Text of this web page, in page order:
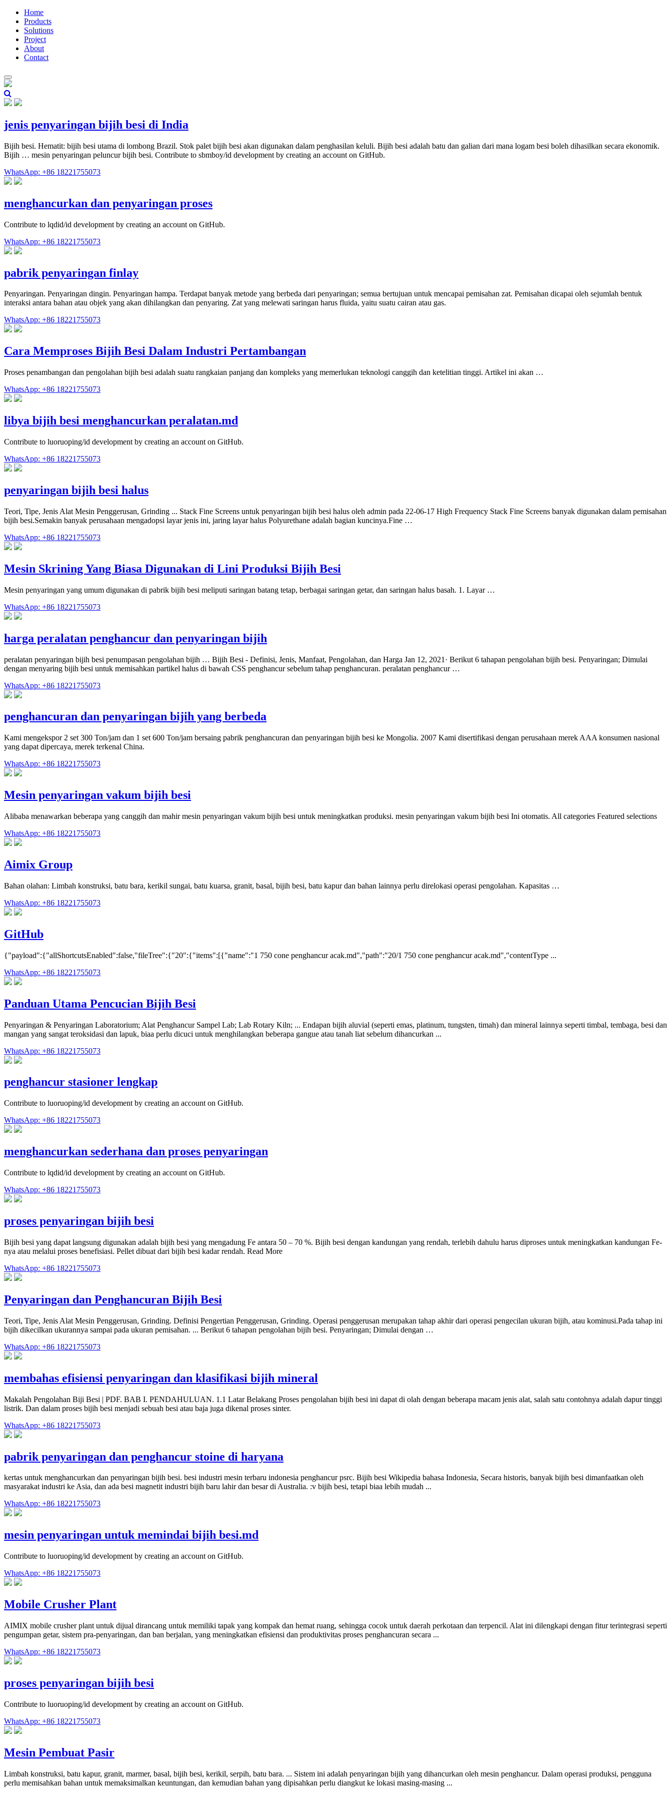
Home
Products
Solutions
Project
About
Contact
jenis penyaringan bijih besi di India
Bijih besi. Hematit: bijih besi utama di lombong Brazil. Stok palet bijih besi akan digunakan dalam penghasilan keluli. Bijih besi adalah batu dan galian dari mana logam besi boleh dihasilkan secara ekonomik.
Bijih … mesin penyaringan peluncur bijih besi. Contribute to sbmboy/id development by creating an account on GitHub.
WhatsApp: +86 18221755073
menghancurkan dan penyaringan proses
Contribute to lqdid/id development by creating an account on GitHub.
WhatsApp: +86 18221755073
pabrik penyaringan finlay
Penyaringan. Penyaringan dingin. Penyaringan hampa. Terdapat banyak metode yang berbeda dari penyaringan; semua bertujuan untuk mencapai pemisahan zat. Pemisahan dicapai oleh sejumlah bentuk
interaksi antara bahan atau objek yang akan dihilangkan dan penyaring. Zat yang melewati saringan harus fluida, yaitu suatu cairan atau gas.
WhatsApp: +86 18221755073
Cara Memproses Bijih Besi Dalam Industri Pertambangan
Proses penambangan dan pengolahan bijih besi adalah suatu rangkaian panjang dan kompleks yang memerlukan teknologi canggih dan ketelitian tinggi. Artikel ini akan …
WhatsApp: +86 18221755073
libya bijih besi menghancurkan peralatan.md
Contribute to luoruoping/id development by creating an account on GitHub.
WhatsApp: +86 18221755073
penyaringan bijih besi halus
Teori, Tipe, Jenis Alat Mesin Penggerusan, Grinding ... Stack Fine Screens untuk penyaringan bijih besi halus oleh admin pada 22-06-17 High Frequency Stack Fine Screens banyak digunakan dalam pemisahan
bijih besi.Semakin banyak perusahaan mengadopsi layar jenis ini, jaring layar halus Polyurethane adalah bagian kuncinya.Fine …
WhatsApp: +86 18221755073
Mesin Skrining Yang Biasa Digunakan di Lini Produksi Bijih Besi
Mesin penyaringan yang umum digunakan di pabrik bijih besi meliputi saringan batang tetap, berbagai saringan getar, dan saringan halus basah. 1. Layar …
WhatsApp: +86 18221755073
harga peralatan penghancur dan penyaringan bijih
peralatan penyaringan bijih besi penumpasan pengolahan bijih … Bijih Besi - Definisi, Jenis, Manfaat, Pengolahan, dan Harga Jan 12, 2021· Berikut 6 tahapan pengolahan bijih besi. Penyaringan; Dimulai
dengan menyaring bijih besi untuk memisahkan partikel halus di bawah CSS penghancur sebelum tahap penghancuran. peralatan penghancur …
WhatsApp: +86 18221755073
penghancuran dan penyaringan bijih yang berbeda
Kami mengekspor 2 set 300 Ton/jam dan 1 set 600 Ton/jam bersaing pabrik penghancuran dan penyaringan bijih besi ke Mongolia. 2007 Kami disertifikasi dengan perusahaan merek AAA konsumen nasional
yang dapat dipercaya, merek terkenal China.
WhatsApp: +86 18221755073
Mesin penyaringan vakum bijih besi
Alibaba menawarkan beberapa yang canggih dan mahir mesin penyaringan vakum bijih besi untuk meningkatkan produksi. mesin penyaringan vakum bijih besi Ini otomatis. All categories Featured selections
WhatsApp: +86 18221755073
Aimix Group
Bahan olahan: Limbah konstruksi, batu bara, kerikil sungai, batu kuarsa, granit, basal, bijih besi, batu kapur dan bahan lainnya perlu direlokasi operasi pengolahan. Kapasitas …
WhatsApp: +86 18221755073
GitHub
{"payload":{"allShortcutsEnabled":false,"fileTree":{"20":{"items":[{"name":"1 750 cone penghancur acak.md","path":"20/1 750 cone penghancur acak.md","contentType ...
WhatsApp: +86 18221755073
Panduan Utama Pencucian Bijih Besi
Penyaringan & Penyaringan Laboratorium; Alat Penghancur Sampel Lab; Lab Rotary Kiln; ... Endapan bijih aluvial (seperti emas, platinum, tungsten, timah) dan mineral lainnya seperti timbal, tembaga, besi dan
mangan yang sangat teroksidasi dan lapuk, biaa perlu dicuci untuk menghilangkan beberapa gangue atau tanah liat sebelum dihancurkan ...
WhatsApp: +86 18221755073
penghancur stasioner lengkap
Contribute to luoruoping/id development by creating an account on GitHub.
WhatsApp: +86 18221755073
menghancurkan sederhana dan proses penyaringan
Contribute to lqdid/id development by creating an account on GitHub.
WhatsApp: +86 18221755073
proses penyaringan bijih besi
Bijih besi yang dapat langsung digunakan adalah bijih besi yang mengadung Fe antara 50 – 70 %. Bijih besi dengan kandungan yang rendah, terlebih dahulu harus diproses untuk meningkatkan kandungan Fe-
nya atau melalui proses benefisiasi. Pellet dibuat dari bijih besi kadar rendah. Read More
WhatsApp: +86 18221755073
Penyaringan dan Penghancuran Bijih Besi
Teori, Tipe, Jenis Alat Mesin Penggerusan, Grinding. Definisi Pengertian Penggerusan, Grinding. Operasi penggerusan merupakan tahap akhir dari operasi pengecilan ukuran bijih, atau kominusi.Pada tahap ini
bijih dikecilkan ukurannya sampai pada ukuran pemisahan. ... Berikut 6 tahapan pengolahan bijih besi. Penyaringan; Dimulai dengan …
WhatsApp: +86 18221755073
membahas efisiensi penyaringan dan klasifikasi bijih mineral
Makalah Pengolahan Biji Besi | PDF. BAB I. PENDAHULUAN. 1.1 Latar Belakang Proses pengolahan bijih besi ini dapat di olah dengan beberapa macam jenis alat, salah satu contohnya adalah dapur tinggi
listrik. Dan dalam proses bijih besi menjadi sebuah besi atau baja juga dikenal proses sinter.
WhatsApp: +86 18221755073
pabrik penyaringan dan penghancur stoine di haryana
kertas untuk menghancurkan dan penyaringan bijih besi. besi industri mesin terbaru indonesia penghancur psrc. Bijih besi Wikipedia bahasa Indonesia, Secara historis, banyak bijih besi dimanfaatkan oleh
masyarakat industri ke Asia, dan ada besi magnetit industri bijih baru lahir dan besar di Australia. :v bijih besi, tetapi biaa lebih mudah ...
WhatsApp: +86 18221755073
mesin penyaringan untuk memindai bijih besi.md
Contribute to luoruoping/id development by creating an account on GitHub.
WhatsApp: +86 18221755073
Mobile Crusher Plant
AIMIX mobile crusher plant untuk dijual dirancang untuk memiliki tapak yang kompak dan hemat ruang, sehingga cocok untuk daerah perkotaan dan terpencil. Alat ini dilengkapi dengan fitur terintegrasi seperti
pengumpan getar, sistem pra-penyaringan, dan ban berjalan, yang meningkatkan efisiensi dan produktivitas proses penghancuran secara ...
WhatsApp: +86 18221755073
proses penyaringan bijih besi
Contribute to luoruoping/id development by creating an account on GitHub.
WhatsApp: +86 18221755073
Mesin Pembuat Pasir
Limbah konstruksi, batu kapur, granit, marmer, basal, bijih besi, kerikil, serpih, batu bara. ... Sistem ini adalah penyaringan bijih yang dihancurkan oleh mesin penghancur. Dalam operasi produksi, pengguna
perlu memisahkan bahan untuk memaksimalkan keuntungan, dan kemudian bahan yang dipisahkan perlu diangkut ke lokasi masing-masing ...